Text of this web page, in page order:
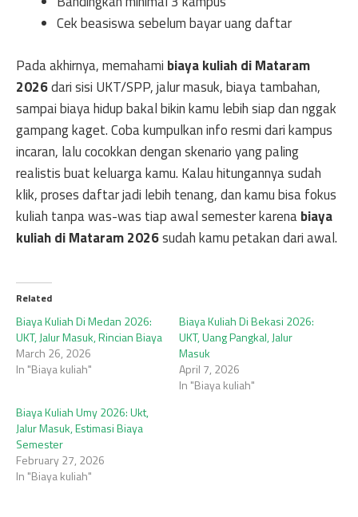
Cek beasiswa sebelum bayar uang daftar
Pada akhirnya, memahami biaya kuliah di Mataram
2026dari sisi UKT/SPP, jalur masuk, biaya tambahan,
sampai biaya hidup bakal bikin kamu lebih siap dan nggak
gampang kaget. Coba kumpulkan info resmi dari kampus
incaran, lalu cocokkan dengan skenario yang paling
realistis buat keluarga kamu. Kalau hitungannya sudah
klik, proses daftar jadi lebih tenang, dan kamu bisa fokus
kuliah tanpa was-was tiap awal semester karenabiaya
kuliah di Mataram 2026sudah kamu petakan dari awal.
Related
Biaya Kuliah Di Medan 2026:
UKT, Jalur Masuk, Rincian Biaya
March 26, 2026
In "Biaya kuliah"
Biaya Kuliah Di Bekasi 2026:
UKT, Uang Pangkal, Jalur
Masuk
April 7, 2026
In "Biaya kuliah"
Biaya Kuliah Umy 2026: Ukt,
Jalur Masuk, Estimasi Biaya
Semester
February 27, 2026
In "Biaya kuliah"